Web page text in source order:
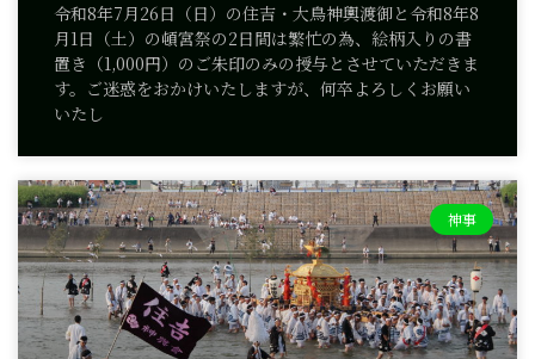
令和8年7月26日（日）の住吉・大鳥神輿渡御と令和8年8
月1日（土）の頓宮祭の2日間は繁忙の為、絵柄入りの書
置き（1,000円）のご朱印のみの授与とさせていただきま
す。ご迷惑をおかけいたしますが、何卒よろしくお願い
いたし
神事